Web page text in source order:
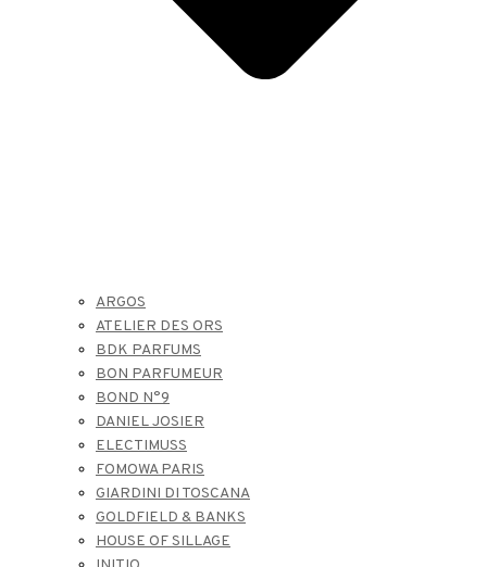
ARGOS
ATELIER DES ORS
BDK PARFUMS
BON PARFUMEUR
BOND N°9
DANIEL JOSIER
ELECTIMUSS
FOMOWA PARIS
GIARDINI DI TOSCANA
GOLDFIELD & BANKS
HOUSE OF SILLAGE